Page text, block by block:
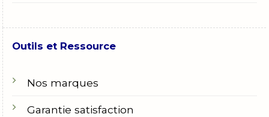
Outils et Ressource
Nos marques
Garantie satisfaction